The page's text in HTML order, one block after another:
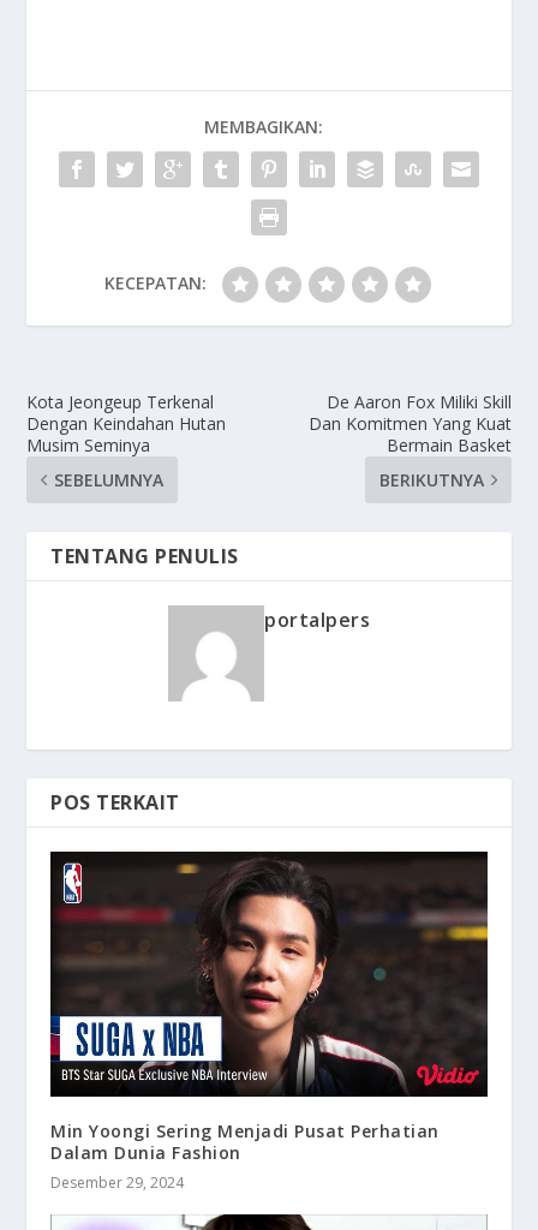
MEMBAGIKAN:
KECEPATAN:
Kota Jeongeup Terkenal
Dengan Keindahan Hutan
Musim Seminya
SEBELUMNYA
De Aaron Fox Miliki Skill
Dan Komitmen Yang Kuat
Bermain Basket
BERIKUTNYA
TENTANG PENULIS
portalpers
POS TERKAIT
Min Yoongi Sering Menjadi Pusat Perhatian
Dalam Dunia Fashion
Desember 29, 2024